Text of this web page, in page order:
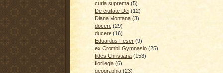
curia suprema (5)
De ciuitate Dei (12)
Diana Montana (3)
docere (29)
ducere (16)
Eduardus Feser (9)
ex Crombii Gymnasio (25)
fides Christiana (153)
florilegia (6)
geographia (23)